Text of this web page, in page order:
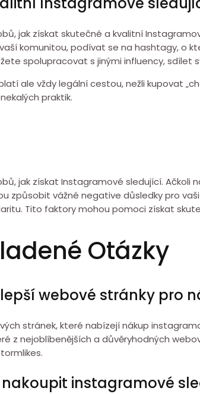
jak získat skutečné a kvalitní
komunitou, podívat se na hashtagy, o
spolupracovat s jinými influency,
ale vždy legální cestou, nežli kupovat
praktik.
jak získat Instagramové sledující.
způsobit vážné negative důsledky pro
Tito faktory mohou pomoci získat
Otázky
webové stránky pro
stránek, které nabízejí nákup
z nejoblíbenějších a důvěryhodných
nakoupit instagramové